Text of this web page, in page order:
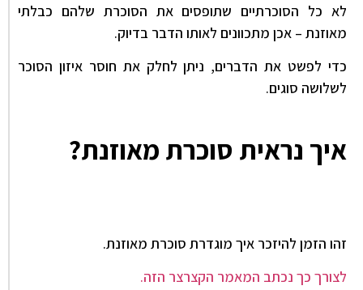
לא כל הסוכרתיים שתופסים את הסוכרת שלהם כבלתי
מאוזנת – אכן מתכוונים לאותו הדבר בדיוק.
כדי לפשט את הדברים, ניתן לחלק את חוסר איזון הסוכר
לשלושה סוגים.
איך נראית סוכרת מאוזנת?
זהו הזמן להיזכר איך מוגדרת סוכרת מאוזנת.
לצורך כך נכתב המאמר הקצרצר הזה.